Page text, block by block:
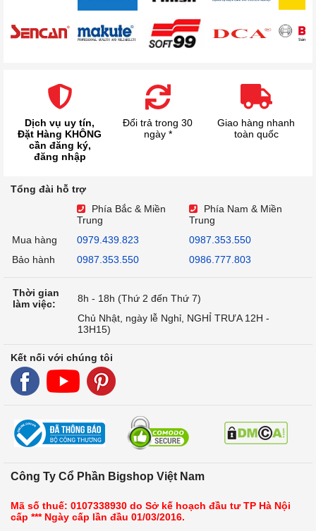
Dịch vụ uy tín,
Đặt Hàng KHÔNG
cần đăng ký,
đăng nhập
Đổi trả trong 30
ngày *
Giao hàng nhanh
toàn quốc
Tổng đài hỗ trợ
Phía Bắc & Miền
Trung
Phía Nam & Miền
Trung
Mua hàng
0979.439.823
0987.353.550
Bảo hành
0987.353.550 0986.777.803
Thời gian
làm việc:
8h - 18h (Thứ 2 đến Thứ 7)
Chủ Nhật, ngày lễ Nghỉ, NGHỈ TRƯA 12H -
13H15)
Kết nối với chúng tôi
Công Ty Cổ Phần Bigshop Việt Nam
Mã số thuế: 0107338930 do Sở kế hoạch đầu tư TP Hà Nội
cấp *** Ngày cấp lần đầu 01/03/2016.